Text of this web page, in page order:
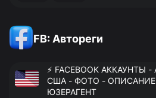
FB: Автореги
⚡️ FACEBOOK АККАУНТЫ
США - ФОТО -
ЮЗЕРАГЕНТ